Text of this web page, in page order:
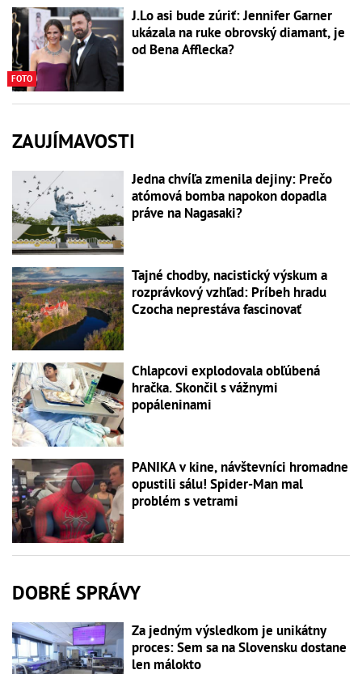
FOTO
J.Lo asi bude zúriť: Jennifer Garner
ukázala na ruke obrovský diamant, je
od Bena Afflecka?
ZAUJÍMAVOSTI
Jedna chvíľa zmenila dejiny: Prečo
atómová bomba napokon dopadla
práve na Nagasaki?
Tajné chodby, nacistický výskum a
rozprávkový vzhľad: Príbeh hradu
Czocha neprestáva fascinovať
Chlapcovi explodovala obľúbená
hračka. Skončil s vážnymi
popáleninami
PANIKA v kine, návštevníci hromadne
opustili sálu! Spider-Man mal
problém s vetrami
DOBRÉ SPRÁVY
Za jedným výsledkom je unikátny
proces: Sem sa na Slovensku dostane
len málokto